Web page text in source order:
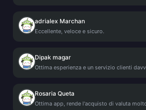
adrialex Marchan
Eccellente, veloce e sicuro.
Dipak magar
Ottima esperienza e un servizio clienti
Rosaria Queta
Ottima app, rende l'acquisto di valuta